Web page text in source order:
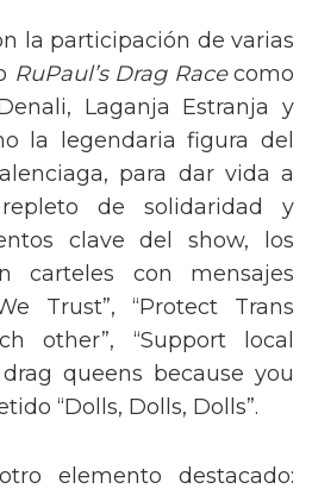
la participación de varias
RuPaul’s Drag Racecomo
Laganja Estranja y
la legendaria figura del
para dar vida a
de solidaridad y
clave del show, los
carteles con mensajes
Trust”, “Protect Trans
other”, “Support local
drag queens because you
“Dolls, Dolls, Dolls”.
elemento destacado: